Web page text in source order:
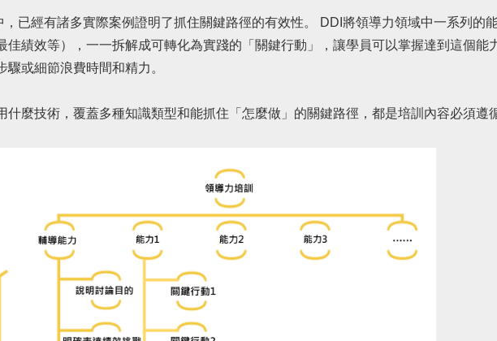
，已經有諸多實際案例證明了抓住關鍵路徑的有效性。 DDI將領導力領域中一系列的
佳績效等），一一拆解成可轉化為實踐的「關鍵行動」，讓學員可以掌握達到這個能
或細節浪費時間和精力。
什麼技術，覆蓋多種知識類型和能抓住「怎麼做」的關鍵路徑，都是培訓內容必須遵